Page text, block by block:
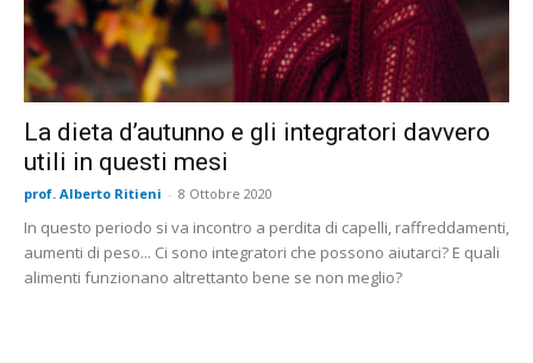
La dieta d’autunno e gli integratori davvero
utili in questi mesi
prof. Alberto Ritieni - 8 Ottobre 2020
In questo periodo si va incontro a perdita di capelli, raffreddamenti,
aumenti di peso... Ci sono integratori che possono aiutarci? E quali
alimenti funzionano altrettanto bene se non meglio?